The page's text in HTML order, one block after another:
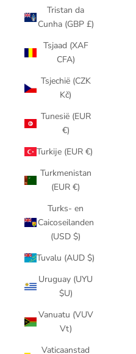
Tristan da
Cunha (GBP £)
Tsjaad (XAF
CFA)
Tsjechië (CZK
Kč)
Tunesië (EUR
€)
Turkije (EUR €)
Turkmenistan
(EUR €)
Turks- en
Caicoseilanden
(USD $)
Tuvalu (AUD $)
Uruguay (UYU
$U)
Vanuatu (VUV
Vt)
Vaticaanstad